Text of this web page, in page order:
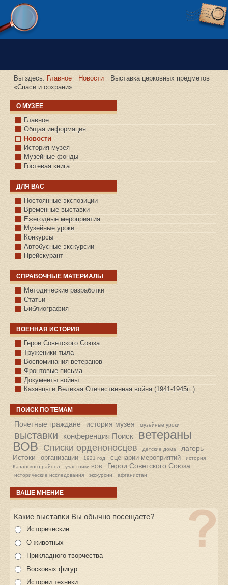
Версия сайта для слабовидящих
Вы здесь: Главное Новости
Выставка церковных предметов
«Спаси и сохрани»
О МУЗЕЕ
Главное
Общая информация
Новости
История музея
Музейные фонды
Гостевая книга
ДЛЯ ВАС
Постоянные экспозиции
Временные выставки
Ежегодные мероприятия
Музейные уроки
Конкурсы
Автобусные экскурсии
Прейскурант
СПРАВОЧНЫЕ МАТЕРИАЛЫ
Методические разработки
Статьи
Библиография
ВОЕННАЯ ИСТОРИЯ
С.КАЗАНСКОЕ
Герои Советского Союза
Труженики тыла
Воспоминания ветеранов
Фронтовые письма
Документы войны
Казанцы и Великая Отечественная война (1941-1945гг.)
ПОИСК ПО ТЕМАМ
Почетные граждане история музея музейные уроки
выставки конференция Поиск
ветераны
ВОВ Списки орденоносцев детские дома
лагерь
Истоки
организации 1921 год сценарии мероприятий
история
Казанского района
участники ВОВ Герои Советского Союза
исторические исследования экскурсии афганистан
ВАШЕ МНЕНИЕ
Какие выставки Вы обычно посещаете?
Исторические
О животных
Прикладного творчества
Восковых фигур
Истории техники